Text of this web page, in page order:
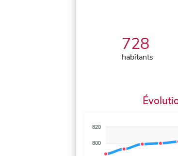
728
habitants
820
800